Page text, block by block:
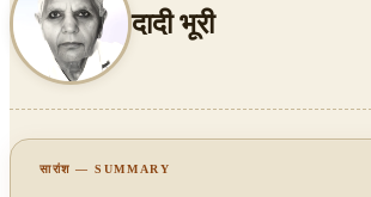
दादी भूरी
सारांश — SUMMARY